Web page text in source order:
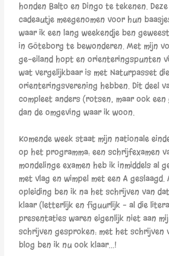
honden Balto en Dingo te tekenen.
cadeautje meegenomen voor hun
waar ik een lang weekendje ben
in Göteborg te bewonderen. Met mijn
ge-eiland hopt en orienteringspunten
wat vergelijkbaar is met Naturpasset
orienteringsverening hebben. Dit deel
compleet anders (rotsen, maar ook
dan de omgeving waar ik woon.
Komende week staat mijn nationale
op het programma: een schrijfexamen
mondelinge examen heb ik inmiddels al
met vlag en wimpel met een A geslaagd.
opleiding ben ik na het schrijven van
klaar (letterlijk en figuurlijk – al die
presentaties waren eigenlijk niet aan
schrijven gesproken: met het schrijven
blog ben ik nu ook klaar…!